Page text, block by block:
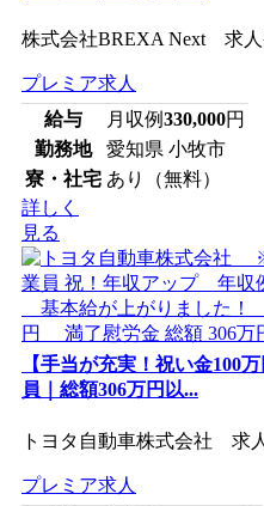
株式会社BREXA Next 求人
プレミア求人
給与
月収例330,000円
勤務地
愛知県 小牧市
寮・社宅 あり（無料）
詳しく
見る
【手当が充実！祝い金100
員｜総額306万円以...
トヨタ自動車株式会社 求
プレミア求人